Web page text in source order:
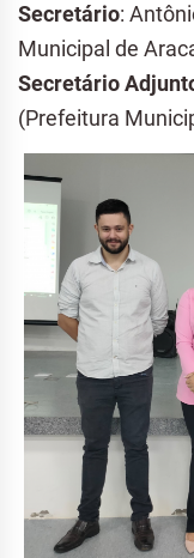
Secretário:
Municipal de
Secretário
(Prefeitura